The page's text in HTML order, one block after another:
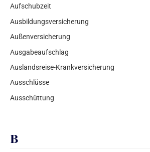
Aufschubzeit
Ausbildungsversicherung
Außenversicherung
Ausgabeaufschlag
Auslandsreise-Krankversicherung
Ausschlüsse
Ausschüttung
B